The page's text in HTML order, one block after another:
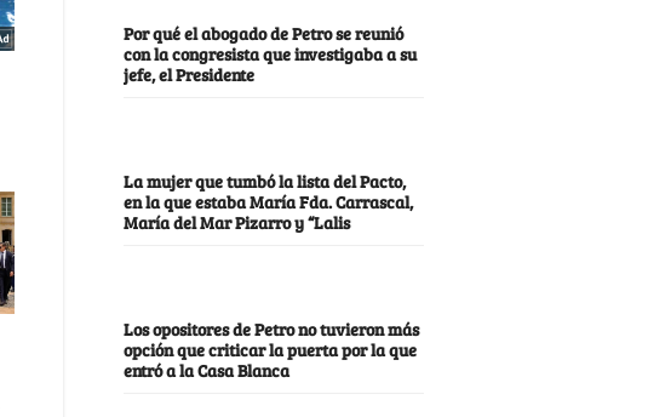
Por qué el abogado de Petro se reunió
con la congresista que investigaba a su
jefe, el Presidente
La mujer que tumbó la lista del Pacto,
en la que estaba María Fda. Carrascal,
María del Mar Pizarro y “Lalis
Los opositores de Petro no tuvieron más
opción que criticar la puerta por la que
entró a la Casa Blanca